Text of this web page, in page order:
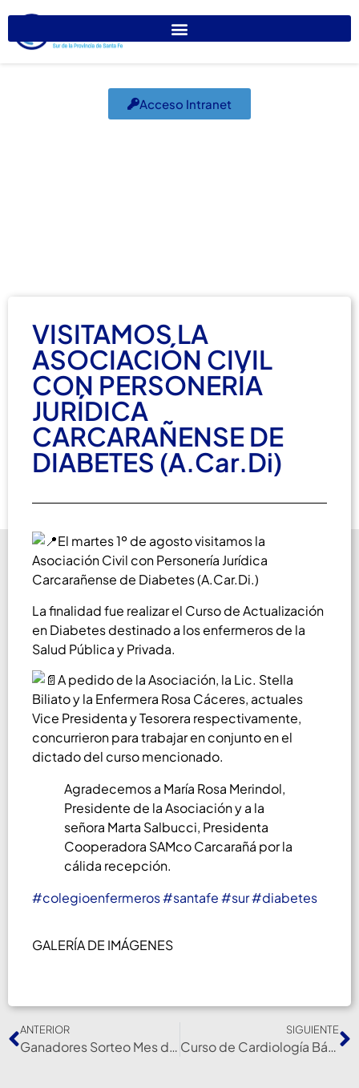
Acceso Intranet
VISITAMOS LA
ASOCIACIÓN CIVIL
CON PERSONERÍA
JURÍDICA
CARCARAÑENSE DE
DIABETES (A.Car.Di)
El martes 1º de agosto visitamos la
Asociación Civil con Personería Jurídica
Carcarañense de Diabetes (A.Car.Di.)
La finalidad fue realizar el Curso de Actualización
en Diabetes destinado a los enfermeros de la
Salud Pública y Privada.
A pedido de la Asociación, la Lic. Stella
Biliato y la Enfermera Rosa Cáceres, actuales
Vice Presidenta y Tesorera respectivamente,
concurrieron para trabajar en conjunto en el
dictado del curso mencionado.
Agradecemos a María Rosa Merindol,
Presidente de la Asociación y a la
señora Marta Salbucci, Presidenta
Cooperadora SAMco Carcarañá por la
cálida recepción.
#colegioenfermeros#santafe#sur#diabetes
GALERÍA DE IMÁGENES
ANTERIOR
Ganadores Sorteo Mes de la Amistad
SIGUIENTE
Curso de Cardiología Básica